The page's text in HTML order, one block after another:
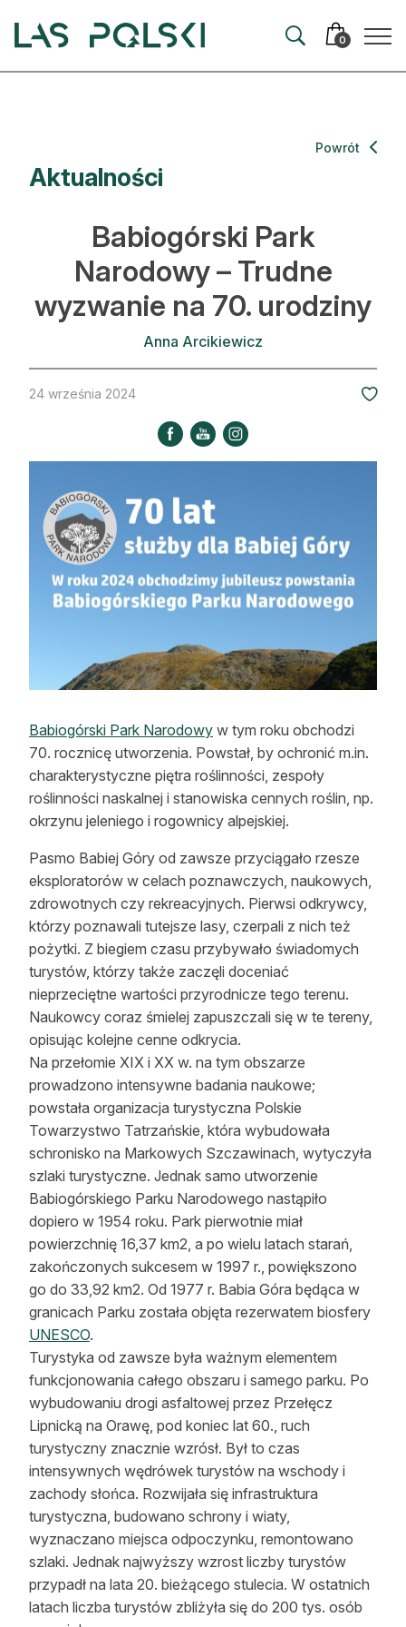
0
Artykuły
Hodowla lasu
Ochrona lasu
Nowe technologie
Kultura i historia
Strefa eksperta
Auto do lasu
Dla drwala
Leśnik na zakupach
Z zagranicy
Lasy prywatne
100 lat „Lasu Polskiego”
Prenumerata
Zostań autorem
Archiwum
Kontakt
Aktualności
Powrót
Babiogórski Park
Narodowy – Trudne
wyzwanie na 70. urodziny
Anna Arcikiewicz
24 września 2024
Babiogórski Park Narodowy w tym roku obchodzi
70. rocznicę utworzenia. Powstał, by ochronić m.in.
charakterystyczne piętra roślinności, zespoły
roślinności naskalnej i stanowiska cennych roślin, np.
okrzynu jeleniego i rogownicy alpejskiej.
Pasmo Babiej Góry od zawsze przyciągało rzesze
eksploratorów w celach poznawczych, naukowych,
zdrowotnych czy rekreacyjnych. Pierwsi odkrywcy,
którzy poznawali tutejsze lasy, czerpali z nich też
pożytki. Z biegiem czasu przybywało świadomych
turystów, którzy także zaczęli doceniać
nieprzeciętne wartości przyrodnicze tego terenu.
Naukowcy coraz śmielej zapuszczali się w te tereny,
opisując kolejne cenne odkrycia.
Na przełomie XIX i XX w. na tym obszarze
prowadzono intensywne badania naukowe;
powstała organizacja turystyczna Polskie
Towarzystwo Tatrzańskie, która wybudowała
schronisko na Markowych Szczawinach, wytyczyła
szlaki turystyczne. Jednak samo utworzenie
Babiogórskiego Parku Narodowego nastąpiło
dopiero w 1954 roku. Park pierwotnie miał
powierzchnię 16,37 km2, a po wielu latach starań,
zakończonych sukcesem w 1997 r., powiększono
go do 33,92 km2. Od 1977 r. Babia Góra będąca w
granicach Parku została objęta rezerwatem biosfery
UNESCO.
Turystyka od zawsze była ważnym elementem
funkcjonowania całego obszaru i samego parku. Po
wybudowaniu drogi asfaltowej przez Przełęcz
Lipnicką na Orawę, pod koniec lat 60., ruch
turystyczny znacznie wzrósł. Był to czas
intensywnych wędrówek turystów na wschody i
zachody słońca. Rozwijała się infrastruktura
turystyczna, budowano schrony i wiaty,
wyznaczano miejsca odpoczynku, remontowano
szlaki. Jednak najwyższy wzrost liczby turystów
przypadł na lata 20. bieżącego stulecia. W ostatnich
latach liczba turystów zbliżyła się do 200 tys. osób